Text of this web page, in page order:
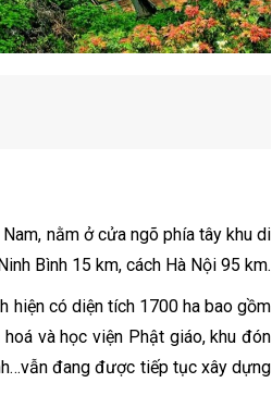
nằm ở cửa ngõ phía tây khu di
Bình 15 km, cách Hà Nội 95 km.
hiện có diện tích 1700 ha bao gồm
và học viện Phật giáo, khu đón
đang được tiếp tục xây dựng